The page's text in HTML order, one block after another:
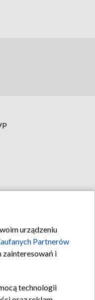
urządzeniu
Partnerów
zainteresowań i
technologii